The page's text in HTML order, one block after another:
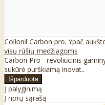
Collonil Carbon pro. Ypač
visų rūšių medžiagoms
Carbon Pro - revoliucinis
sukūrė purškiamą inovat..
Į palyginimą
Į norų sąrašą